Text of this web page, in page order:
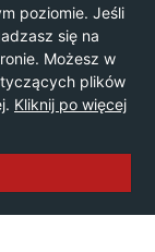
poziomie. Jeśli
się na
Możesz w
plików
Kliknij po więcej